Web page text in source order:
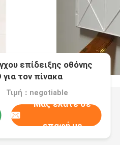
επίδειξης οθόνης
τον πίνακα
Τιμή：negotiable
Μας ελάτε σε
επαφή με